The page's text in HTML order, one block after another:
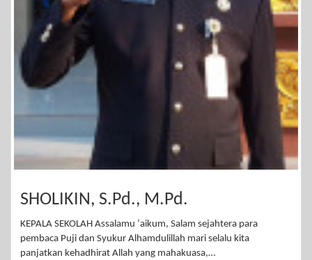
SHOLIKIN, S.Pd., M.Pd.
KEPALA SEKOLAH Assalamu ‘aikum, Salam sejahtera para
pembaca Puji dan Syukur Alhamdulillah mari selalu kita
panjatkan kehadhirat Allah yang mahakuasa,…